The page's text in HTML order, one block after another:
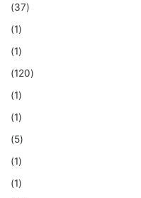
(37)
(1)
(1)
(120)
(1)
(1)
(5)
(1)
(1)